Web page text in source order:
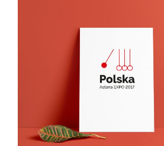
Oceniono
5.00na 5
DODAJ DO KOSZYKA